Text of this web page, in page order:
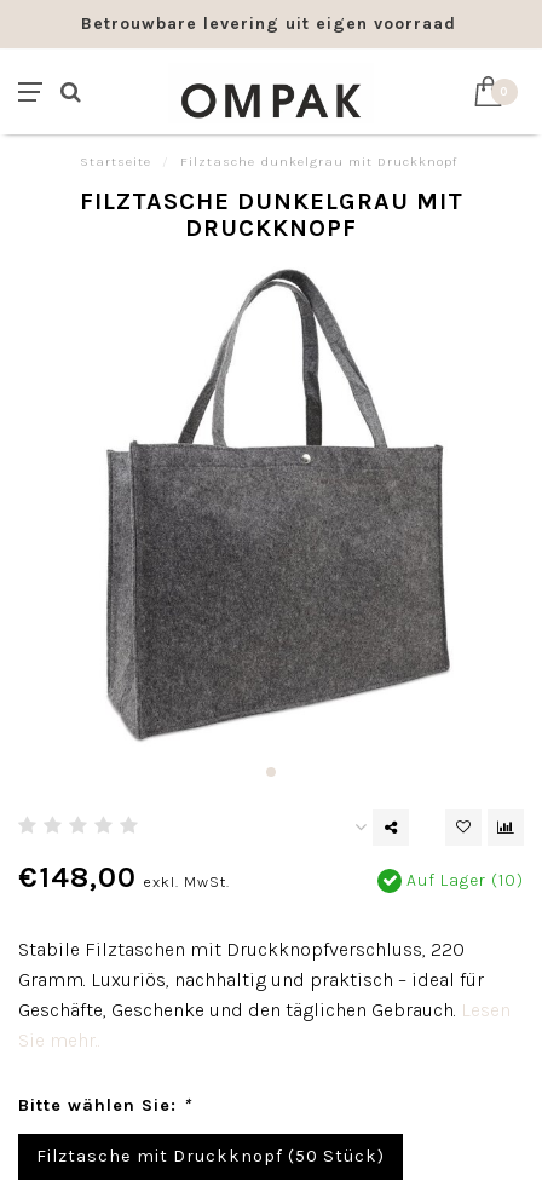
Betrouwbare levering uit eigen voorraad
0
Startseite Filztasche dunkelgrau mit Druckknopf
FILZTASCHE DUNKELGRAU MIT
DRUCKKNOPF
€148,00 exkl. MwSt. Auf Lager (10)
Stabile Filztaschen mit Druckknopfverschluss, 220
Gramm. Luxuriös, nachhaltig und praktisch – ideal für
Geschäfte, Geschenke und den täglichen Gebrauch. Lesen
Sie mehr..
Bitte wählen Sie: *
Filztasche mit Druckknopf (50 Stück)